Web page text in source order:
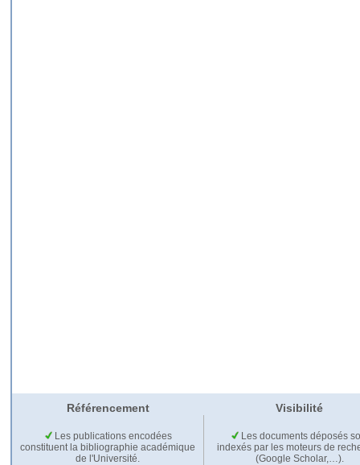
Référencement Visibilité
Les publications encodées
constituent la bibliographie académique
de l'Université.
Les documents déposés
indexés par les moteurs de
(Google Scholar,…).